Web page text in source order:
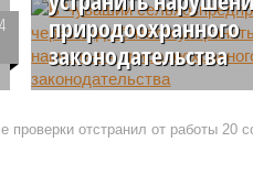
природоохранного
законодательства
В Чувашии
МО, через суд обязали
проверки отстранил от работы 20